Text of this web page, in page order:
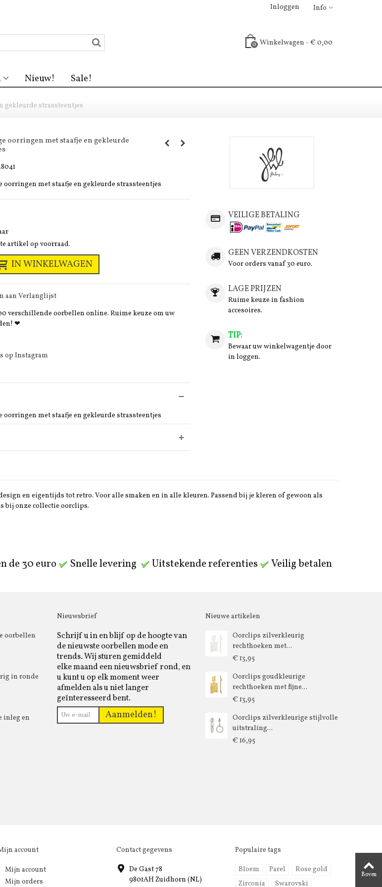
Info
Inloggen
0 Winkelwagen - € 0,00
Nieuw! Sale!
gekleurde strassteentjes
oorringen met staafje en gekleurde
oorringen met staafje en gekleurde strassteentjes
artikel op voorraad.
IN WINKELWAGEN
aan Verlanglijst
verschillende oorbellen online. Ruime keuze om uw
❤
op Instagram
oorringen met staafje en gekleurde strassteentjes
VEILIGE BETALING
GEEN VERZENDKOSTEN
Voor orders vanaf 30 euro.
LAGE PRIJZEN
Ruime keuze in fashion
accesoires.
TIP:
Bewaar uw winkelwagentje door
in loggen.
en eigentijds tot retro. Voor alle smaken en in alle kleuren. Passend bij je kleren of gewoon als
bij onze collectie oorclips.
de 30 euro Snelle levering Uitstekende referenties Veilig betalen
oorbellen
in ronde
inleg en
Nieuwsbrief
Schrijf u in en blijf op de hoogte van
de nieuwste oorbellen mode en
trends. Wij sturen gemiddeld
elke maand een nieuwsbrief rond, en
u kunt u op elk moment weer
afmelden als u niet langer
geïnteresseerd bent.
Aanmelden!
Nieuwe artikelen
Oorclips zilverkleurig
rechthoeken met...
€ 13,95
Oorclips goudkleurige
rechthoeken met fijne...
€ 13,95
Oorclips zilverkleurige stijlvolle
uitstraling...
€ 16,95
account
Mijn account
Mijn orders
Contact gegevens
De Gast 78
9801AH Zuidhorn (NL)
Populaire tags
Bloem Parel
Rose gold
Zirconia
Swarovski
Boven